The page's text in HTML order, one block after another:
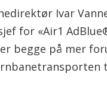
Ivar
for «Air1
begge på mer